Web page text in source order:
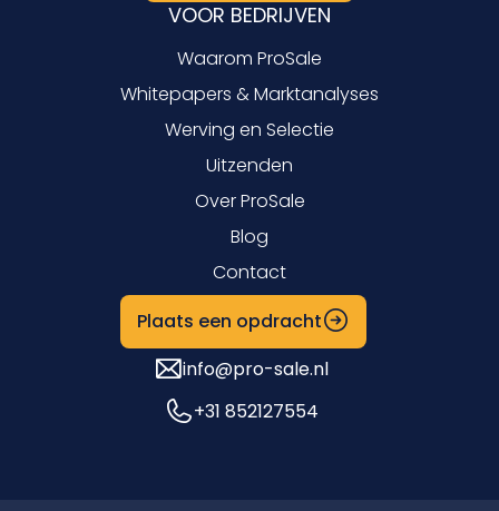
VOOR BEDRIJVEN
Waarom ProSale
Whitepapers & Marktanalyses
Werving en Selectie
Uitzenden
Over ProSale
Blog
Contact
Plaats een opdracht
info@pro-sale.nl
+31 852127554